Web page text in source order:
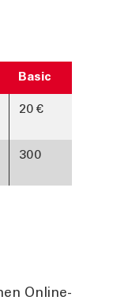
Basic
20 €
300
Online-